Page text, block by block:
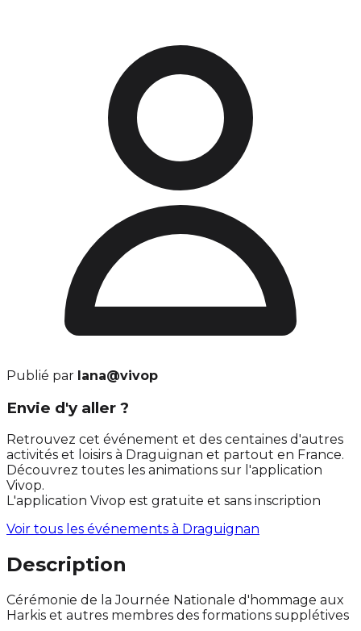
Publié par lana@vivop
Envie d'y aller ?
Retrouvez cet événement et des centaines d'autres
activités et loisirs à Draguignan et partout en France.
Découvrez toutes les animations sur l'application
Vivop.
L'application Vivop est gratuite et sans inscription
Voir tous les événements à Draguignan
Description
Cérémonie de la Journée Nationale d'hommage aux
Harkis et autres membres des formations supplétives